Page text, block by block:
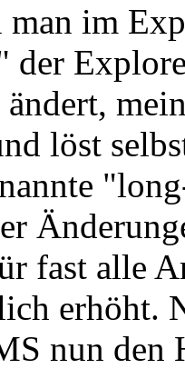
man im
der
löst
fast alle
erhöht.
nun